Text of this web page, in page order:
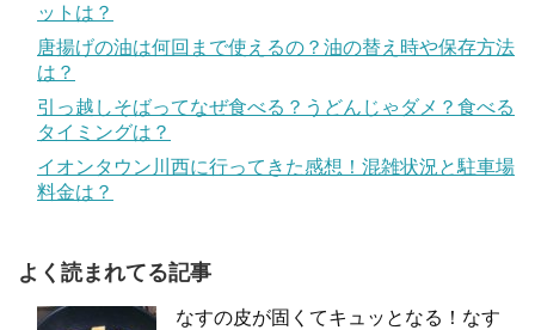
ットは？
唐揚げの油は何回まで使えるの？油の替え時や保存方法
は？
引っ越しそばってなぜ食べる？うどんじゃダメ？食べる
タイミングは？
イオンタウン川西に行ってきた感想！混雑状況と駐車場
料金は？
よく読まれてる記事
なすの皮が固くてキュッとなる！なす